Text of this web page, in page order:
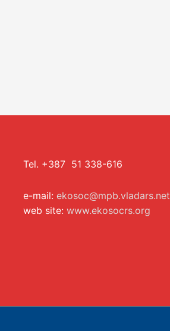
Tel. +387 51 338-616
e-mail: ekosoc@mpb.vladars.net
web site: www.ekosocrs.org